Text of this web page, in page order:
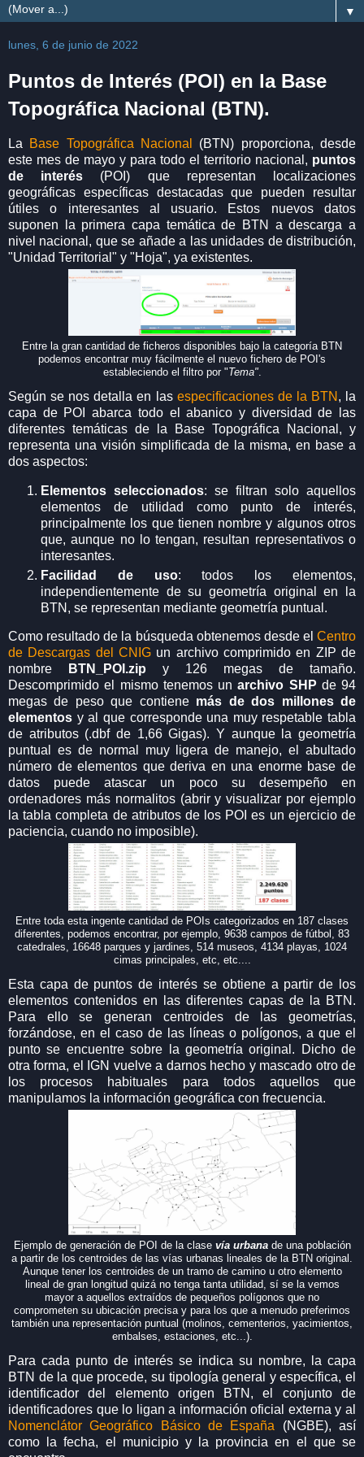
▼
lunes, 6 de junio de 2022
Puntos de Interés (POI) en la Base
Topográfica Nacional (BTN).
La Base Topográfica Nacional
(BTN) proporciona, desde
este mes de mayo y para todo el territorio nacional, puntos
de interés (POI) que representan localizaciones
geográficas específicas destacadas que pueden resultar
útiles o interesantes al usuario. Estos nuevos datos
suponen la primera capa temática de BTN a descarga a
nivel nacional, que se añade a las unidades de distribución,
"Unidad Territorial" y "Hoja", ya existentes.
Entre la gran cantidad de ficheros disponibles bajo la categoría BTN
podemos encontrar muy fácilmente el nuevo fichero de POI's
estableciendo el filtro por "Tema".
Según se nos detalla en las especificaciones de la BTN , la
capa de POI abarca todo el abanico y diversidad de las
diferentes temáticas de la Base Topográfica Nacional, y
representa una visión simplificada de la misma, en base a
dos aspectos:
Elementos seleccionados: se filtran solo aquellos
elementos de utilidad como punto de interés,
principalmente los que tienen nombre y algunos otros
que, aunque no lo tengan, resultan representativos o
interesantes.
Facilidad de uso: todos los elementos,
independientemente de su geometría original en la
BTN, se representan mediante geometría puntual.
Como resultado de la búsqueda obtenemos desde el Centro
de Descargas del CNIG un archivo comprimido en ZIP de
nombre
BTN_POI.zip y 126 megas de tamaño.
Descomprimido el mismo tenemos unarchivo SHP de 94
megas de peso que contiene más de dos millones de
elementos y al que corresponde una muy respetable tabla
de atributos (.dbf de 1,66 Gigas). Y aunque la geometría
puntual es de normal muy ligera de manejo, el abultado
número de elementos que deriva en una enorme base de
datos puede atascar un poco su desempeño en
ordenadores más normalitos (abrir y visualizar por ejemplo
la tabla completa de atributos de los POI es un ejercicio de
paciencia, cuando no imposible).
Entre toda esta ingente cantidad de POIs categorizados en 187 clases
diferentes, podemos encontrar, por ejemplo, 9638 campos de fútbol, 83
catedrales, 16648 parques y jardines, 514 museos, 4134 playas, 1024
cimas principales, etc, etc....
Esta capa de puntos de interés se obtiene a partir de los
elementos contenidos en las diferentes capas de la BTN.
Para ello se generan centroides de las geometrías,
forzándose, en el caso de las líneas o polígonos, a que el
punto se encuentre sobre la geometría original. Dicho de
otra forma, el IGN vuelve a darnos hecho y mascado otro de
los procesos habituales para todos aquellos que
manipulamos la información geográfica con frecuencia.
Ejemplo de generación de POI de la clase vía urbanade una población
a partir de los centroides de las vías urbanas lineales de la BTN original.
Aunque tener los centroides de un tramo de camino u otro elemento
lineal de gran longitud quizá no tenga tanta utilidad, sí se la vemos
mayor a aquellos extraídos de pequeños polígonos que no
comprometen su ubicación precisa y para los que a menudo preferimos
también una representación puntual (molinos, cementerios, yacimientos,
embalses, estaciones, etc...).
Para cada punto de interés se indica su nombre, la capa
BTN de la que procede, su tipología general y específica, el
identificador del elemento origen BTN, el conjunto de
identificadores que lo ligan a información oficial externa y al
Nomenclátor Geográfico Básico de España (NGBE), así
como la fecha, el municipio y la provincia en el que se